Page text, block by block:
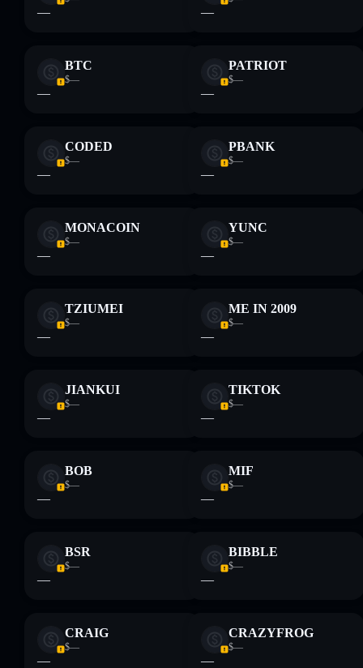
não constitui aconselhamento financeiro. Faz sempre a tua
— —
BTC
$—
—
PATRIOT
$—
—
CODED
$—
—
PBANK
$—
—
MONACOIN
$—
—
YUNC
$—
—
TZIUMEI
$—
—
ME IN 2009
$—
—
JIANKUI
$—
—
TIKTOK
$—
—
BOB
$—
—
MIF
$—
—
BSR
$—
—
BIBBLE
$—
—
CRAIG
$—
—
CRAZYFROG
$—
—